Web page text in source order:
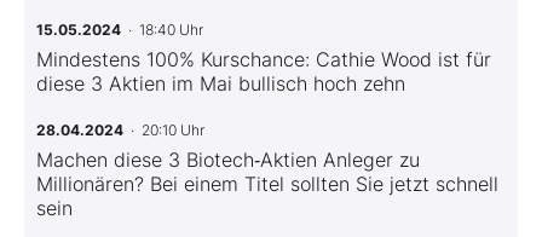
15.05.2024 · 18:40 Uhr
Mindestens 100% Kurschance: Cathie Wood ist für
diese 3 Aktien im Mai bullisch hoch zehn
28.04.2024 · 20:10 Uhr
Machen diese 3 Biotech‑Aktien Anleger zu
Millionären? Bei einem Titel sollten Sie jetzt schnell
sein